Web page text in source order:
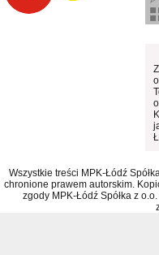
Wszystkie treści MPK-Łódź
chronione prawem autorskim.
zgody MPK-Łódź Spółka z